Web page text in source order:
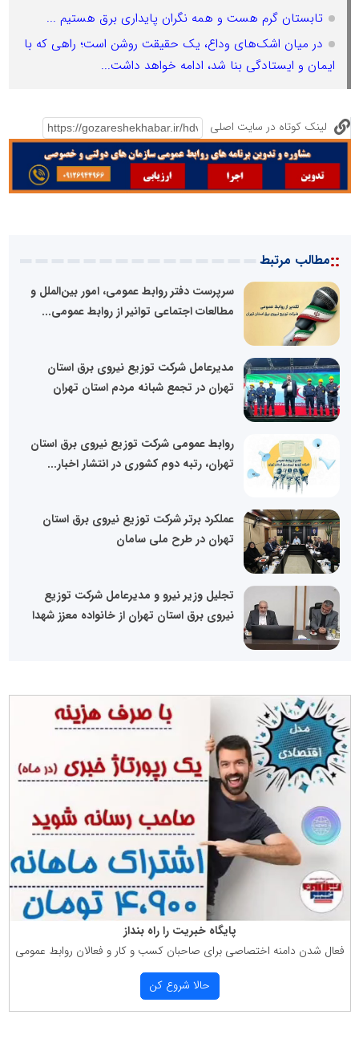
تابستان گرم هست و همه نگران پایداری برق هستیم ...
در میان اشک‌های وداع، یک حقیقت روشن است؛ راهی که با
ایمان و ایستادگی بنا شد، ادامه خواهد داشت...
لینک کوتاه در سایت اصلی
::مطالب مرتبط
سرپرست دفتر روابط عمومی، امور بین‌الملل و
مطالعات اجتماعی توانیر از روابط عمومی...
مدیرعامل شرکت توزیع نیروی برق استان
تهران در تجمع شبانه مردم استان تهران
روابط عمومی شرکت توزیع نیروی برق استان
تهران، رتبه دوم کشوری در انتشار اخبار...
عملکرد برتر شرکت توزیع نیروی برق استان
تهران در طرح ملی سامان
تجلیل وزیر نیرو و مدیرعامل شرکت توزیع
نیروی برق استان تهران از خانواده معزز شهدا
پایگاه خبریت را راه بنداز
فعال شدن دامنه اختصاصی برای صاحبان كسب و كار و فعالان روابط عمومی
حالا شروع كن